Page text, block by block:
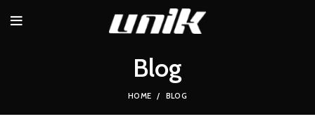
Blog
HOME BLOG